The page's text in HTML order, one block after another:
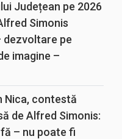
Județean pe 2026
Simonis
dezvoltare pe
imagine –
Nica, contestă
de Alfred Simonis:
– nu poate fi